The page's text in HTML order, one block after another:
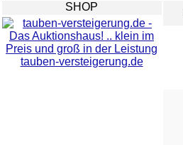
SHOP
tauben-versteigerung.de